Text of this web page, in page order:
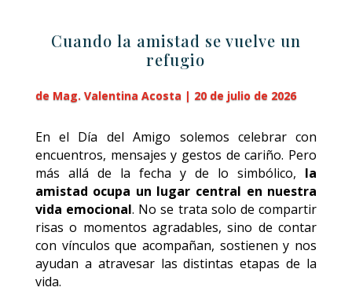
Cuando la amistad se vuelve un
refugio
de Mag. Valentina Acosta | 20 de julio de 2026
En el Día del Amigo solemos celebrar con
encuentros, mensajes y gestos de cariño. Pero
más allá de la fecha y de lo simbólico, la
amistad ocupa un lugar central en nuestra
vida emocional. No se trata solo de compartir
risas o momentos agradables, sino de contar
con vínculos que acompañan, sostienen y nos
ayudan a atravesar las distintas etapas de la
vida.